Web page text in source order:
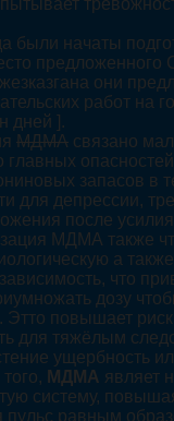
были начаты
предложенного
они
работ на
дней ].
МДМА связано
запасов в
для депрессии,
после
МДМА также
а также
что
дозу
повышает
для тяжёлым
ущербность
МДМА являет
систему,
пульс равным